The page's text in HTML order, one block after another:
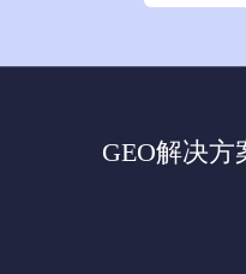
GEO解决方